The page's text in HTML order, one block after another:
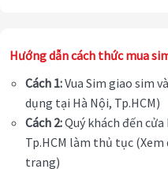
Hướng dẫn cách thức mua
Cách 1:Vua Sim giao sim
dụng tại Hà Nội, Tp.HCM)
Cách 2:Quý khách đến
Tp.HCM làm thủ tục (Xem
trang)